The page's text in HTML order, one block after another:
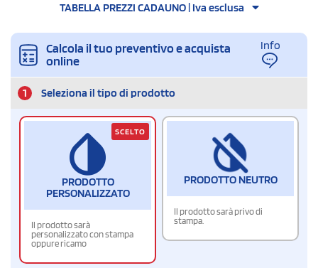
TABELLA PREZZI CADAUNO | Iva esclusa
Calcola il tuo preventivo e acquista
online
Info
1 Seleziona il tipo di prodotto
PRODOTTO
PERSONALIZZATO
Il prodotto sarà
personalizzato con stampa
oppure ricamo
SCELTO
PRODOTTO NEUTRO
Il prodotto sarà privo di
stampa.